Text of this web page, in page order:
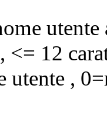
<= 12
utente ,